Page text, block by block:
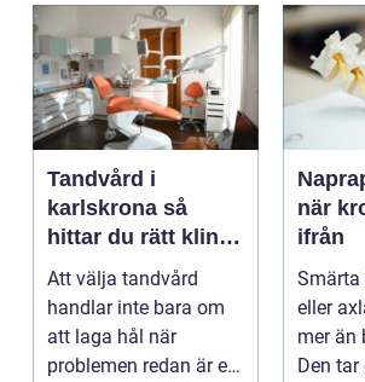
Tandvård i
karlskrona så
hittar du rätt klinik
för långsiktig
munhälsa
Att välja tandvård
handlar inte bara om
att laga hål när
problemen redan är ett
när
ifrån
Smärta
eller
mer än
Den tar